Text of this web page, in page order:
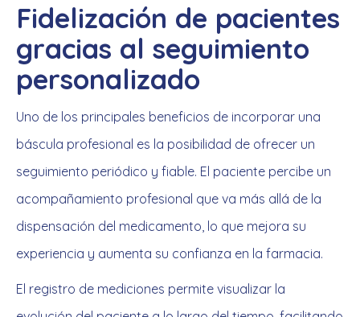
Fidelización de pacientes
gracias al seguimiento
personalizado
Uno de los principales beneficios de incorporar una
báscula profesional es la posibilidad de ofrecer un
seguimiento periódico y fiable. El paciente percibe un
acompañamiento profesional que va más allá de la
dispensación del medicamento, lo que mejora su
experiencia y aumenta su confianza en la farmacia.
El registro de mediciones permite visualizar la